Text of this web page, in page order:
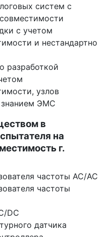
систем с
с учетом
и нестандартно
разработкой
узлов
ЭМС
в
на
г.
частоты AC/AC
частоты
DC
датчика